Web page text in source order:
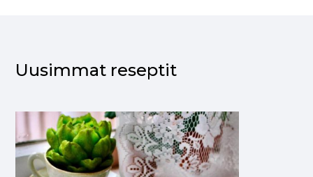
Uusimmat reseptit